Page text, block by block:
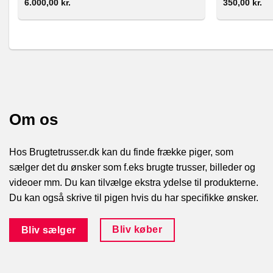
6.000,00 kr. 350,00 kr.
Om os
Hos Brugtetrusser.dk kan du finde frække piger, som
sælger det du ønsker som f.eks brugte trusser, billeder og
videoer mm. Du kan tilvælge ekstra ydelse til produkterne.
Du kan også skrive til pigen hvis du har specifikke ønsker.
Bliv sælger Bliv køber